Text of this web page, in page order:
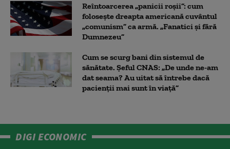
Reîntoarcerea „panicii roșii”: cum
folosește dreapta americană cuvântul
„comunism” ca armă. „Fanatici și fără
Dumnezeu”
Cum se scurg bani din sistemul de
sănătate. Șeful CNAS: „De unde ne-am
dat seama? Au uitat să întrebe dacă
pacienții mai sunt în viață”
DIGI ECONOMIC